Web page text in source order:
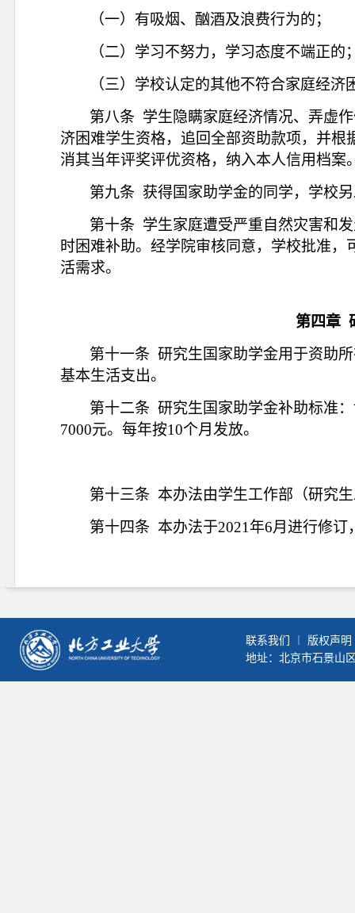
（一）有吸烟、酗酒及浪费行为的；
（二）学习不努力，学习态度不端正的
（三）学校认定的其他不符合家庭经济
第八条 学生隐瞒家庭经济情况、弄虚
济困难学生资格，追回全部资助款项，并
消其当年评奖评优资格，纳入本人信用档案
第九条 获得国家助学金的同学，学校
第十条 学生家庭遭受严重自然灾害和
时困难补助。经学院审核同意，学校批准
活需求。
第四章
第十一条 研究生国家助学金用于资助
基本生活支出。
第十二条 研究生国家助学金补助标准
7000元。每年按10个月发放。
第十三条 本办法由学生工作部（研究
第十四条 本办法于2021年6月进行修
联系我们 版权声明
地址：北京市石景山